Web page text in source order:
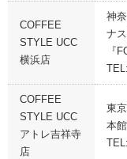
COFFEE
STYLE UCC
横浜店
神
ナ
『
COFFEE
STYLE UCC
アトレ吉祥寺
店
東
本